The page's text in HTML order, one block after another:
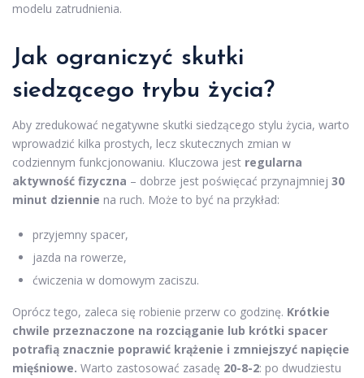
modelu zatrudnienia.
Jak ograniczyć skutki
siedzącego trybu życia?
Aby zredukować negatywne skutki siedzącego stylu życia, warto
wprowadzić kilka prostych, lecz skutecznych zmian w
codziennym funkcjonowaniu. Kluczowa jest regularna
aktywność fizyczna – dobrze jest poświęcać przynajmniej 30
minut dziennie na ruch. Może to być na przykład:
przyjemny spacer,
jazda na rowerze,
ćwiczenia w domowym zaciszu.
Oprócz tego, zaleca się robienie przerw co godzinę. Krótkie
chwile przeznaczone na rozciąganie lub krótki spacer
potrafią znacznie poprawić krążenie i zmniejszyć napięcie
mięśniowe. Warto zastosować zasadę 20-8-2: po dwudziestu